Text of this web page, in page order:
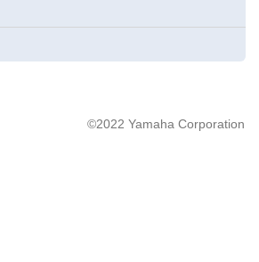
©2022 Yamaha Corporation